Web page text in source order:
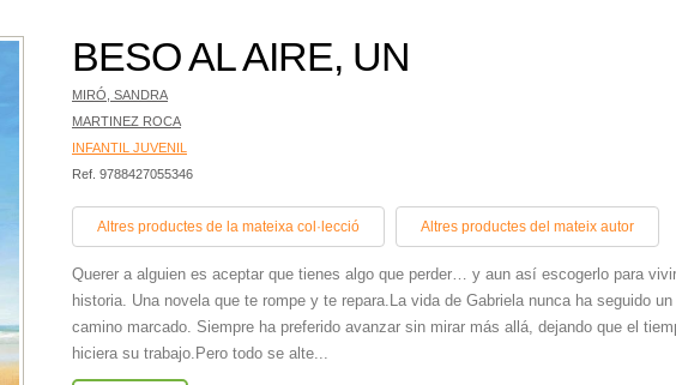
BESO AL AIRE, UN
MIRÓ, SANDRA
MARTINEZ ROCA
INFANTIL JUVENIL
Ref. 9788427055346
Altres productes de la mateixa col·lecció Altres productes del mateix autor
Querer a alguien es aceptar que tienes algo que perder… y aun así escogerlo para
historia. Una novela que te rompe y te repara.La vida de Gabriela nunca ha seguido un
camino marcado. Siempre ha preferido avanzar sin mirar más allá, dejando que el
hiciera su trabajo.Pero todo se alte...